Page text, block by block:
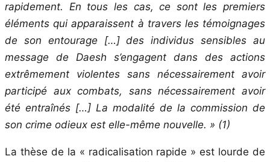
rapidement. En tous les cas, ce sont les premiers
éléments qui apparaissent à travers les témoignages
de son entourage […] des individus sensibles au
message de Daesh s’engagent dans des actions
extrêmement violentes sans nécessairement avoir
participé aux combats, sans nécessairement avoir
été entraînés […] La modalité de la commission de
son crime odieux est elle-même nouvelle. » (1)
La thèse de la « radicalisation rapide » est lourde de